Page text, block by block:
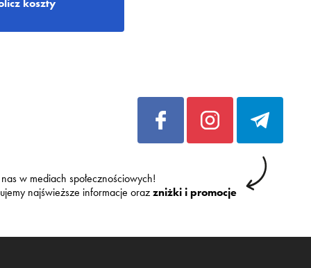
koszty
nas w mediach społecznościowych!
najświeższe informacje oraz zniżki i promocje